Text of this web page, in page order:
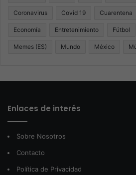
Coronavirus Covid 19 Cuarentena
Economía Entretenimiento Fútbol
Memes (ES) Mundo México
Enlaces de interés
Sobre Nosotros
Contacto
Política de Privacidad